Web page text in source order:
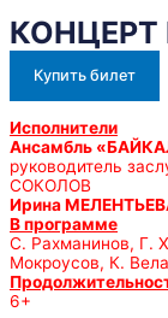
КОНЦЕРТ
Купить билет
Исполнители
Ансамбль
руководитель
СОКОЛОВ
Ирина
В программе
С. Рахманинов, Г.
Мокроусов, К.
6+